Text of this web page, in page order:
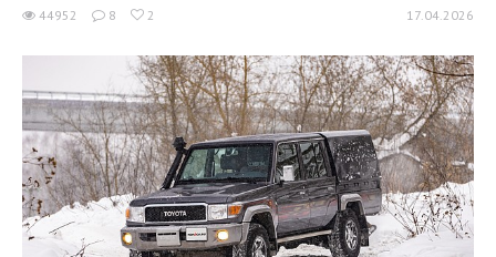
44952 8 2 17.04.2026